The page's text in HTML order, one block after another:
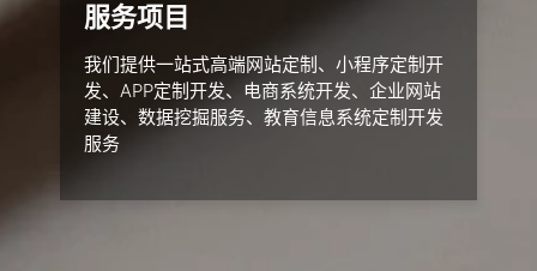
服务项目
我们提供一站式高端网站定制、小程序定制开
发、APP定制开发、电商系统开发、企业网站
建设、数据挖掘服务、教育信息系统定制开发
服务